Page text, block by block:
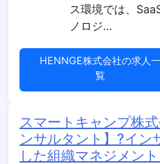
ス環境では、
ノロジ…
HENNGE株式会社の求人一
覧
スマートキャンプ株
ンサルタント】?イン
した組織マネジメン